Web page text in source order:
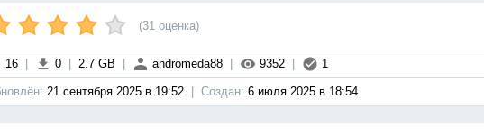
(31 оценка)
16 0 2.7 GB andromeda88 9352 1
21 сентября 2025 в 19:52 Cоздан: 6 июля 2025 в 18:54